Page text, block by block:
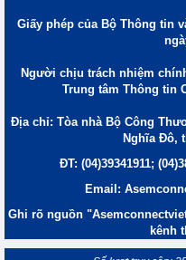
Giấy phép của Bộ Thông tin
Người chịu trách nhiệm
Trung tâm Thông tin
Địa chỉ: Tòa nhà Bộ Công
Nghĩa Đô,
ĐT: (04)39341911;
Email:
Ghi rõ nguồn
kênh